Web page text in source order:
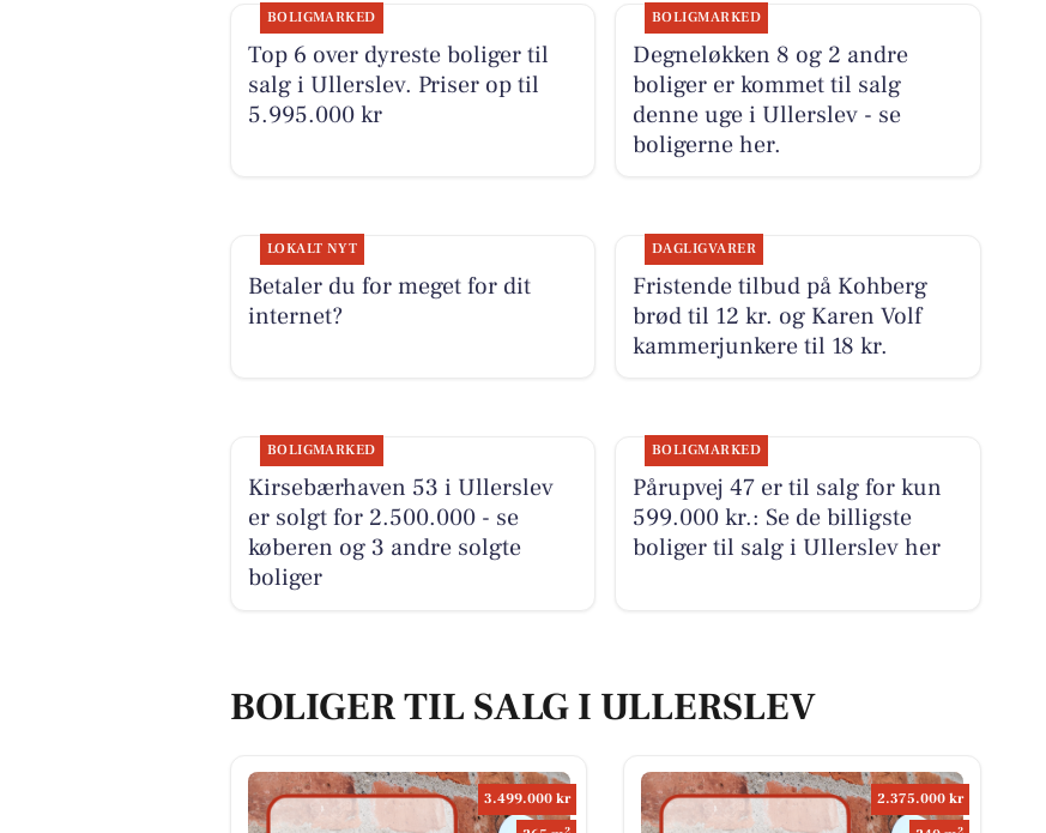
BOLIGMARKED
Top 6 over dyreste boliger til
salg i Ullerslev. Priser op til
5.995.000 kr
BOLIGMARKED
Degneløkken 8 og 2 andre
boliger er kommet til salg
denne uge i Ullerslev - se
boligerne her.
LOKALT NYT
Betaler du for meget for dit
internet?
DAGLIGVARER
Fristende tilbud på Kohberg
brød til 12 kr. og Karen Volf
kammerjunkere til 18 kr.
BOLIGMARKED
Kirsebærhaven 53 i Ullerslev
er solgt for 2.500.000 - se
køberen og 3 andre solgte
boliger
BOLIGMARKED
Pårupvej 47 er til salg for kun
599.000 kr.: Se de billigste
boliger til salg i Ullerslev her
BOLIGER TIL SALG I ULLERSLEV
3.499.000 kr
2.375.000 kr